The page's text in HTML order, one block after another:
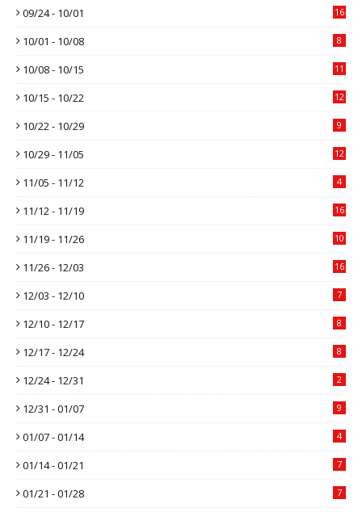
09/24 - 10/01 16
10/01 - 10/08 8
10/08 - 10/15 11
10/15 - 10/22 12
10/22 - 10/29 9
10/29 - 11/05 12
11/05 - 11/12 4
11/12 - 11/19 16
11/19 - 11/26 10
11/26 - 12/03 16
12/03 - 12/10 7
12/10 - 12/17 8
12/17 - 12/24 8
12/24 - 12/31 2
12/31 - 01/07 9
01/07 - 01/14 4
01/14 - 01/21 7
01/21 - 01/28 7